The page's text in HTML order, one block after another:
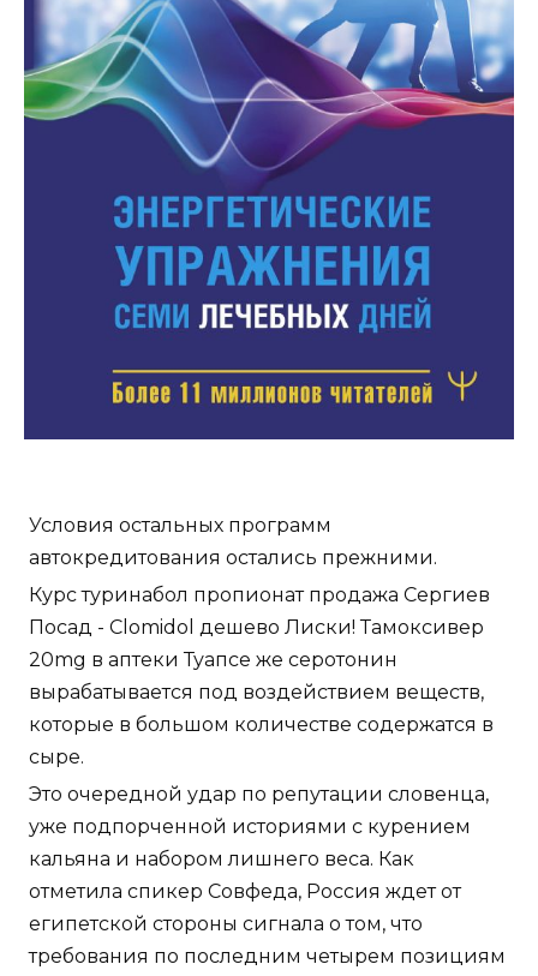
Условия остальных программ
автокредитования остались прежними.
Курс туринабол пропионат продажа Сергиев
Посад - Clomidol дешево Лиски! Тамоксивер
20mg в аптеки Туапсе же серотонин
вырабатывается под воздействием веществ,
которые в большом количестве содержатся в
сыре.
Это очередной удар по репутации словенца,
уже подпорченной историями с курением
кальяна и набором лишнего веса. Как
отметила спикер Совфеда, Россия ждет от
египетской стороны сигнала о том, что
требования по последним четырем позициям